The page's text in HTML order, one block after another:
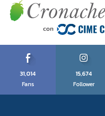
31,014
Fans
15,674
Follower